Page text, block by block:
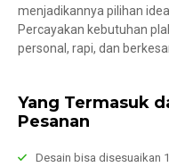
menjadikannya pilihan
Percayakan kebutuhan
personal, rapi, dan
Yang Termasuk
Pesanan
Desain bisa disesuaikan